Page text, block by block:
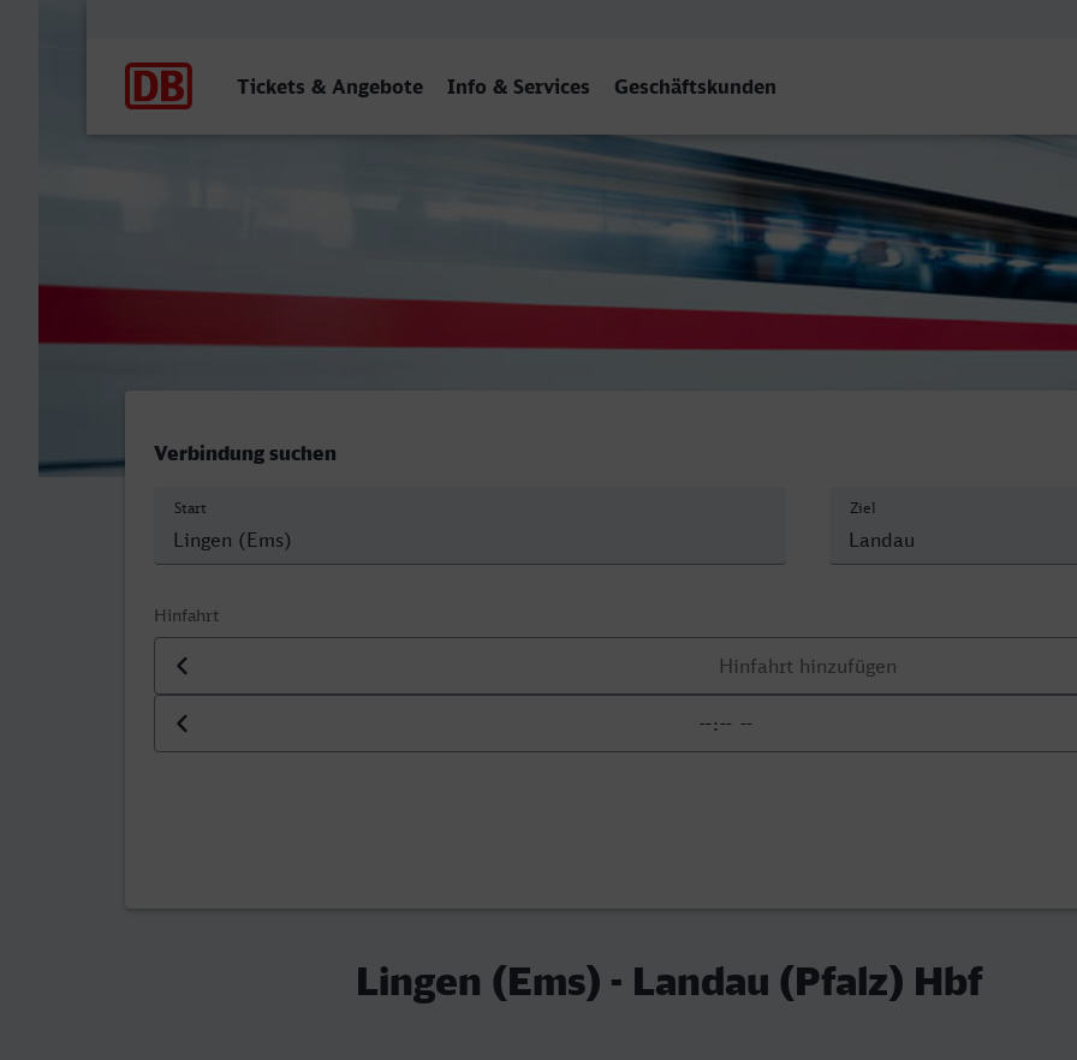
Tickets & Angebote Info & Services Geschäftskunden
Lingen (Ems) - Landau (Pfalz) Hbf
Verbindung suchen
Start Ziel
Hinfahrt
Datum der Hinfahrt
Uhrzeit der Hinfahrt
Lingen (Ems) - Landau (Pfalz) Hbf